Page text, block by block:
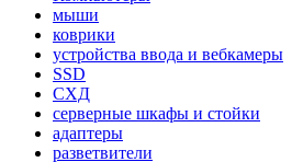
мыши
коврики
устройства ввода и вебкамеры
SSD
СХД
серверные шкафы и стойки
адаптеры
разветвители